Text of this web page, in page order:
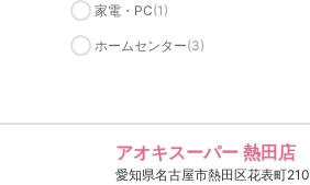
家電・PC(1)
ホームセンター(3)
アオキスーパー 熱田店
愛知県名古屋市熱田区花表町